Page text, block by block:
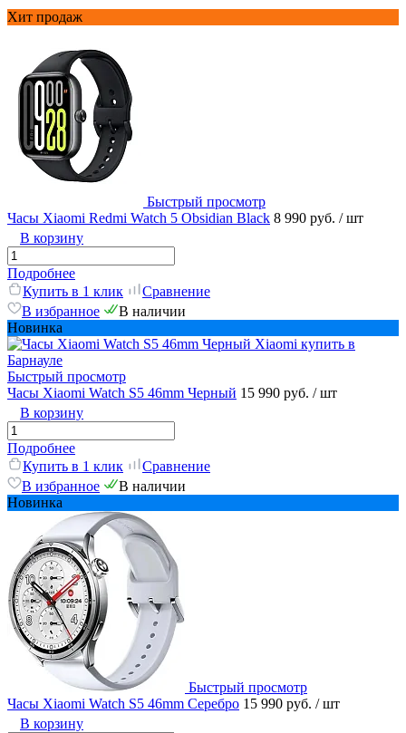
Хит продаж
Быстрый просмотр
Часы Xiaomi Redmi Watch 5 Obsidian Black 8 990 руб. / шт
В корзину
Подробнее
Купить в 1 клик
Сравнение
В избранное
В наличии
Новинка
Быстрый просмотр
Часы Xiaomi Watch S5 46mm Черный 15 990 руб. / шт
В корзину
Подробнее
Купить в 1 клик
Сравнение
В избранное
В наличии
Новинка
Быстрый просмотр
Часы Xiaomi Watch S5 46mm Серебро 15 990 руб. / шт
В корзину